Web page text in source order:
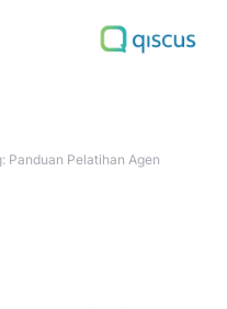
Panduan Pelatihan Agen